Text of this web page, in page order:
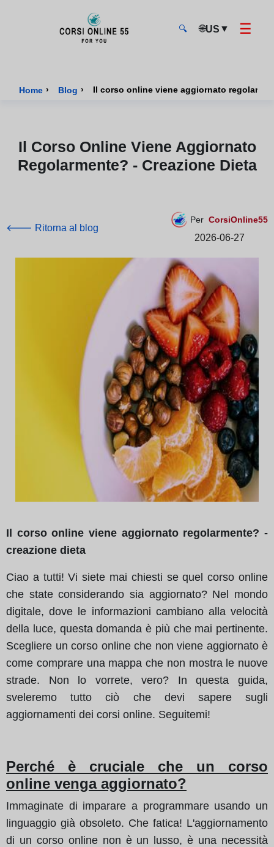
🔍 🌐US ▼ ☰
Home › Blog › Il corso online viene aggiornato
Il Corso Online Viene Aggiornato
Regolarmente? - Creazione Dieta
🡐 Ritorna al blog
Per CorsiOnline55
2026-06-27
Il corso online viene aggiornato regolarmente? -
creazione dieta
Ciao a tutti! Vi siete mai chiesti se quel corso online
che state considerando sia aggiornato? Nel mondo
digitale, dove le informazioni cambiano alla velocità
della luce, questa domanda è più che mai pertinente.
Scegliere un corso online che non viene aggiornato è
come comprare una mappa che non mostra le nuove
strade. Non lo vorrete, vero? In questa guida,
sveleremo tutto ciò che devi sapere sugli
aggiornamenti dei corsi online. Seguitemi!
Perché è cruciale che un corso
online venga aggiornato?
Immaginate di imparare a programmare usando un
linguaggio già obsoleto. Che fatica! L'aggiornamento
di un corso online non è un lusso, è una necessità